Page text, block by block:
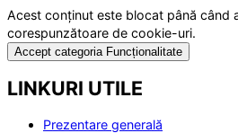
Acest conținut este blocat până când
corespunzătoare de cookie-uri.
Accept categoria Funcționalitate
LINKURI UTILE
Prezentare generală